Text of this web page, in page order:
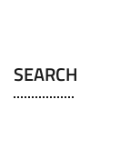
SEARCH